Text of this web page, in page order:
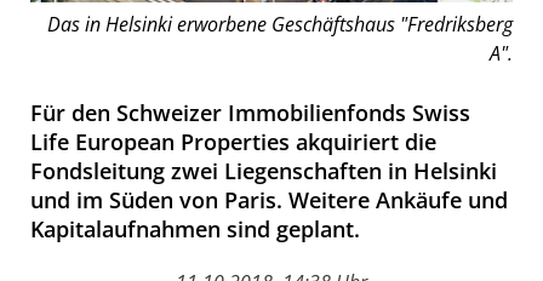
Das in Helsinki erworbene Geschäftshaus "Fredriksberg
A".
Für den Schweizer Immobilienfonds Swiss
Life European Properties akquiriert die
Fondsleitung zwei Liegenschaften in Helsinki
und im Süden von Paris. Weitere Ankäufe und
Kapitalaufnahmen sind geplant.